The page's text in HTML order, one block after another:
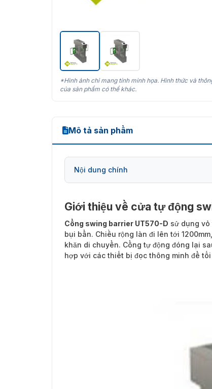
*Hình ảnh chỉ mang tính minh họa. Hình thức và
của sản phẩm có thể khác.
Mô tả sản phẩm
Nội dung chính
Giới thiệu về cửa tự động
Cổng swing barrier UT570-D sử dụng
bụi bẩn. Chiều rộng làn đi lên tới
khăn di chuyển. Cổng tự động đóng lại
hợp với các thiết bị đọc thông minh để